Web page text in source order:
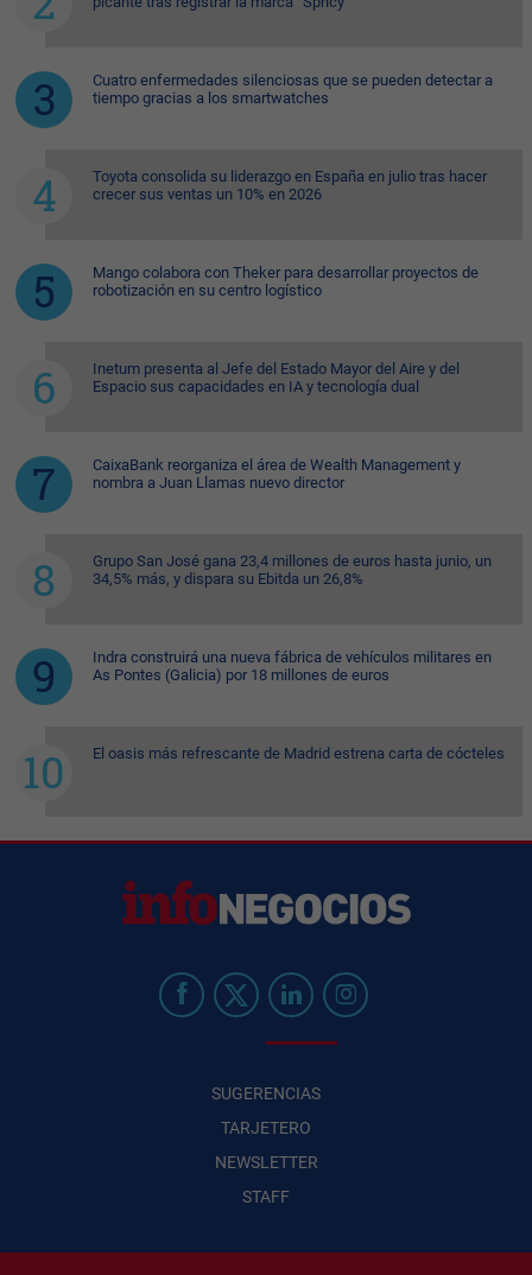
Cuatro enfermedades silenciosas que se pueden detectar a
tiempo gracias a los smartwatches
Toyota consolida su liderazgo en España en julio tras hacer
crecer sus ventas un 10% en 2026
Mango colabora con Theker para desarrollar proyectos de
robotización en su centro logístico
Inetum presenta al Jefe del Estado Mayor del Aire y del
Espacio sus capacidades en IA y tecnología dual
CaixaBank reorganiza el área de Wealth Management y
nombra a Juan Llamas nuevo director
Grupo San José gana 23,4 millones de euros hasta junio, un
34,5% más, y dispara su Ebitda un 26,8%
Indra construirá una nueva fábrica de vehículos militares en
As Pontes (Galicia) por 18 millones de euros
El oasis más refrescante de Madrid estrena carta de cócteles
SUGERENCIAS
TARJETERO
NEWSLETTER
STAFF